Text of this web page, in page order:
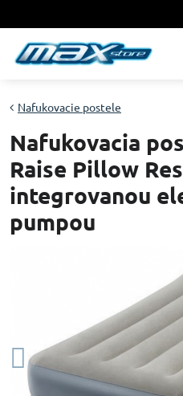
Nafukovacie postele
Nafukovacia
Raise Pillow
integrovanou
pumpou